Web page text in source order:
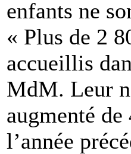
enfants ne
« Plus de 2
accueillis
MdM. Leur
augmenté
l’année